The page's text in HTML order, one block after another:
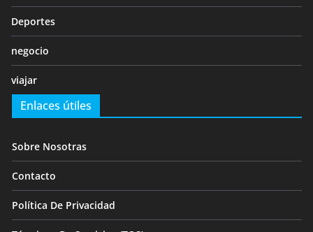
Deportes
negocio
viajar
Enlaces útiles
Sobre Nosotras
Contacto
Política De Privacidad